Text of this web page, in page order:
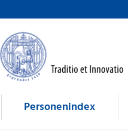
Personenindex